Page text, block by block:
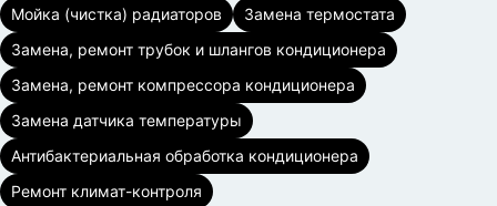
Мойка (чистка) радиаторов
Замена термостата
Замена, ремонт трубок и шлангов кондиционера
Замена, ремонт компрессора кондиционера
Замена датчика температуры
Антибактериальная обработка кондиционера
Ремонт климат-контроля